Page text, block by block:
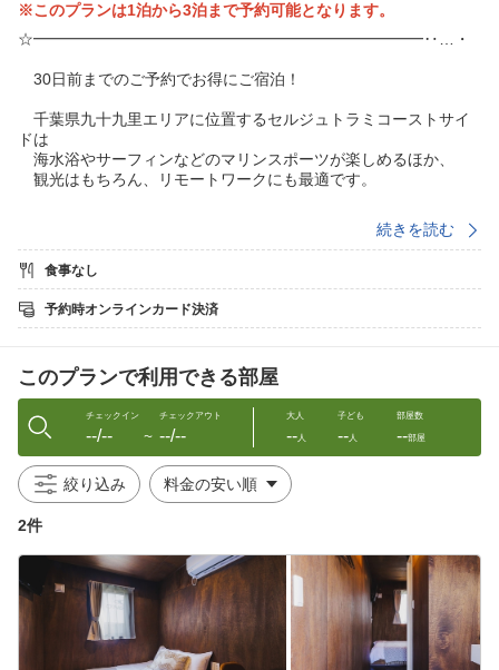
※このプランは1泊から3泊まで予約可能となります。
☆━━━━━━━━━━━━━━━━━━━━━━━━━‥…・
30日前までのご予約でお得にご宿泊！
千葉県九十九里エリアに位置するセルジュトラミコーストサイ
ドは
海水浴やサーフィンなどのマリンスポーツが楽しめるほか、
観光はもちろん、リモートワークにも最適です。
・‥…━━━━━━━━━━━━━━━━━━━━━━━━━☆
こちらのプランは食事なしの「素泊りプラン」です。
※連泊時の清掃、アメニティ補充はございません。
■ インフォメーション ■
・全室禁煙（屋外での喫煙可）
※受付手前、5番6番トレーラーの間に灰皿を設置しております
■ 設備・アメニティ ■
・全客室に専用駐車スペースあり（予約不要）
・全客室に専用屋外シャワーあり
・全室フリーWIFIあり
・トイレ、シャワー、バスタブあり
・バスタオル、タオル、バスマット、歯ブラシあり
・ティッシュ、トイレットペーパーあり
当施設はセルフチェックインシステムを導入しております。
予約後送付されるメールを必ずご確認ください。
チェックインの際は横断歩道付近にあるフロント棟（RECEPTIO
続きを読む
食事なし
予約時オンラインカード決済
このプランで利用できる部屋
チェックイン
--/-- 〜
チェックアウト
--/--
大人
--人
子ども
--人
部屋数
--部屋
絞り込み
2件